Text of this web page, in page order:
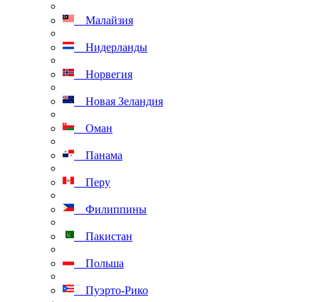
Малайзия
Нидерланды
Норвегия
Новая Зеландия
Оман
Панама
Перу
Филиппины
Пакистан
Польша
Пуэрто-Рико